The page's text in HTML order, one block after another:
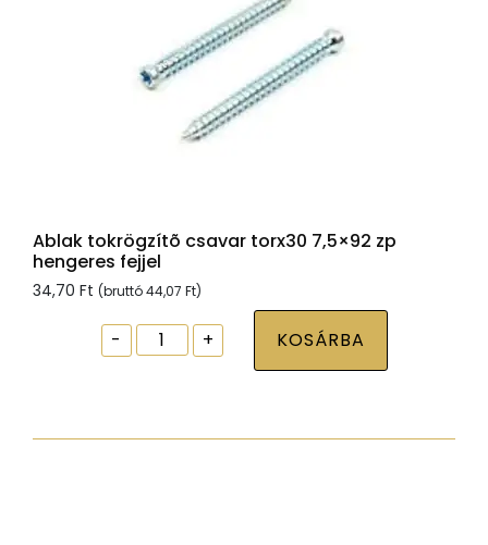
Ablak tokrögzítõ csavar torx30 7,5×92 zp
hengeres fejjel
34,70 Ft (bruttó44,07 Ft)
-
Ablak
tokrögzítõ
7,5x92
+ KOSÁRBA